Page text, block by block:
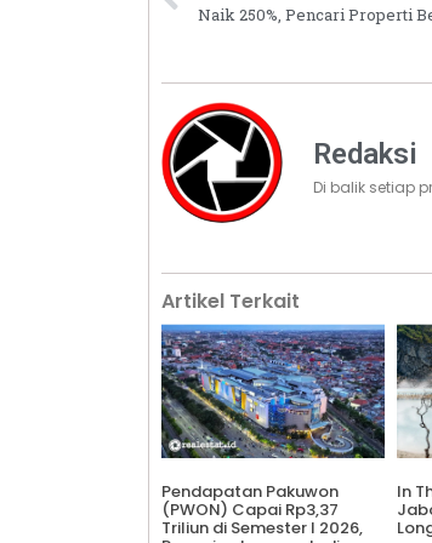
Redaksi
Di balik setiap
Artikel Terkait
Pendapatan Pakuwon
(PWON) Capai Rp3,37
Triliun di Semester I 2026,
In